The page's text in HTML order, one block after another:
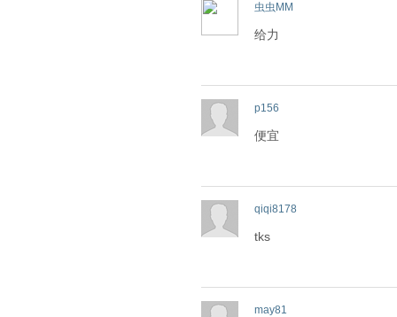
虫虫MM
给力
p156
便宜
qiqi8178
tks
may81